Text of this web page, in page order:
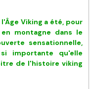
Viking a été, pour
en montagne dans le
sensationnelle,
importante qu'elle
de l'histoire viking